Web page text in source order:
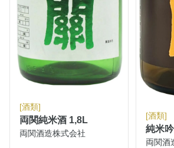
[酒類]
両関純米酒 1,8L
両関酒造株式会社
[酒類]
両関酒